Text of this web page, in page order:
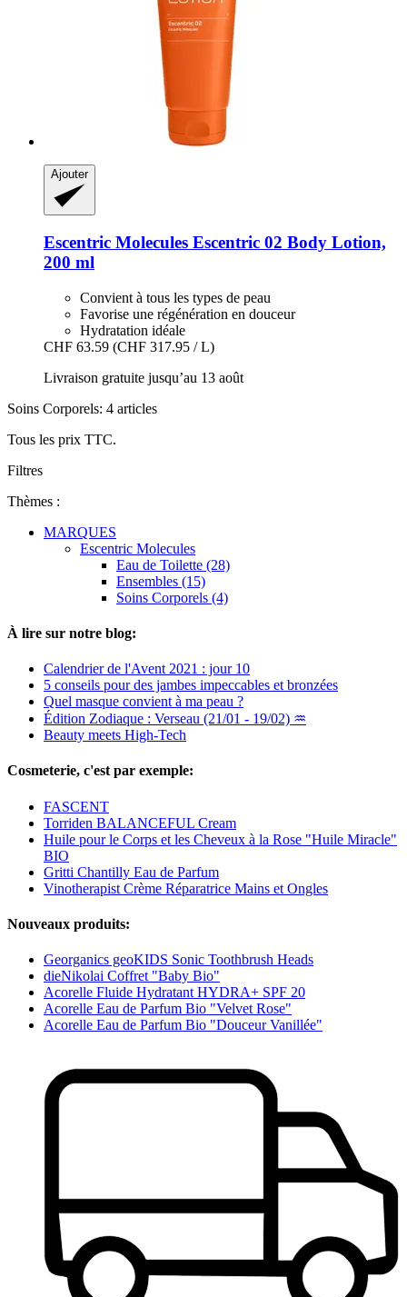
Ajouter
Escentric Molecules Escentric 02 Body Lotion,
200 ml
Convient à tous les types de peau
Favorise une régénération en douceur
Hydratation idéale
CHF 63.59 (CHF 317.95 / L)
Livraison gratuite jusqu’au 13 août
Soins Corporels: 4 articles
Tous les prix TTC.
Filtres
Thèmes :
MARQUES
Escentric Molecules
Eau de Toilette (28)
Ensembles (15)
Soins Corporels (4)
À lire sur notre blog:
Calendrier de l'Avent 2021 : jour 10
5 conseils pour des jambes impeccables et bronzées
Quel masque convient à ma peau ?
Édition Zodiaque : Verseau (21/01 - 19/02) ♒
Beauty meets High-Tech
Cosmeterie, c'est par exemple:
FASCENT
Torriden BALANCEFUL Cream
Huile pour le Corps et les Cheveux à la Rose "Huile Miracle"
BIO
Gritti Chantilly Eau de Parfum
Vinotherapist Crème Réparatrice Mains et Ongles
Nouveaux produits:
Georganics geoKIDS Sonic Toothbrush Heads
dieNikolai Coffret "Baby Bio"
Acorelle Fluide Hydratant HYDRA+ SPF 20
Acorelle Eau de Parfum Bio "Velvet Rose"
Acorelle Eau de Parfum Bio "Douceur Vanillée"